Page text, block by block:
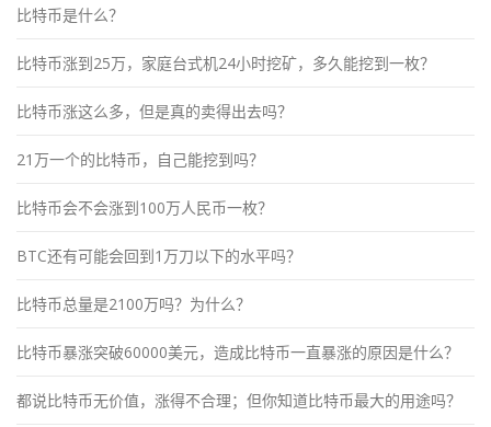
比特币是什么？
比特币涨到25万，家庭台式机24小时挖矿，多久能挖到一枚？
比特币涨这么多，但是真的卖得出去吗？
21万一个的比特币，自己能挖到吗？
比特币会不会涨到100万人民币一枚？
BTC还有可能会回到1万刀以下的水平吗？
比特币总量是2100万吗？为什么？
比特币暴涨突破60000美元，造成比特币一直暴涨的原因是什么？
都说比特币无价值，涨得不合理；但你知道比特币最大的用途吗？